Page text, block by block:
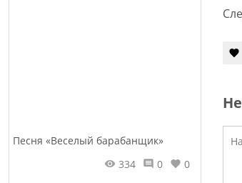
Песня «Веселый барабанщик»
334
0 0